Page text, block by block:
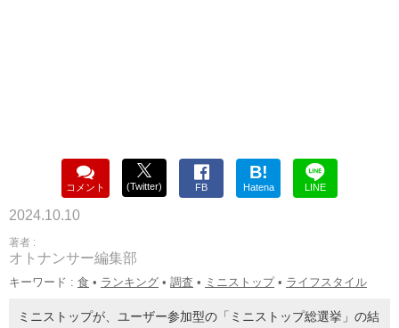
コメント (Twitter) FB
B!
Hatena LINE
2024.10.10
著者 :
オトナンサー編集部
キーワード : 食 • ランキング • 調査 • ミニストップ• ライフスタイル
ミニストップが、ユーザー参加型の「ミニストップ総選挙」の結